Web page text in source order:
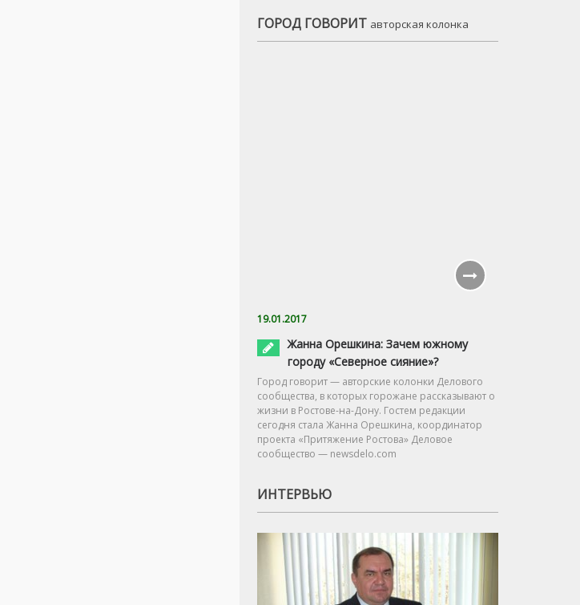
ГОРОД ГОВОРИТ авторская колонка
19.01.2017
Жанна Орешкина: Зачем южному
городу «Северное сияние»?
Город говорит — авторские колонки Делового
сообщества, в которых горожане рассказывают о
жизни в Ростове-на-Дону. Гостем редакции
сегодня стала Жанна Орешкина, координатор
проекта «Притяжение Ростова» Деловое
сообщество — newsdelo.com
ИНТЕРВЬЮ